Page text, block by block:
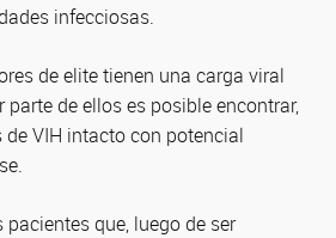
infecciosas.
de elite tienen una carga viral
de ellos es posible encontrar,
VIH intacto con potencial
pacientes que, luego de ser